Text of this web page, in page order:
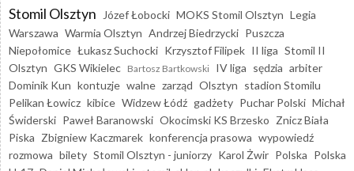
Stomil Olsztyn Józef Łobocki MOKS Stomil Olsztyn Legia
Warszawa Warmia Olsztyn Andrzej Biedrzycki Puszcza
Niepołomice Łukasz Suchocki Krzysztof Filipek II liga Stomil II
Olsztyn GKS Wikielec Bartosz Bartkowski IV liga sędzia arbiter
Dominik Kun kontuzje walne zarząd Olsztyn stadion Stomilu
Pelikan Łowicz kibice Widzew Łódź gadżety Puchar Polski Michał
Świderski Paweł Baranowski Okocimski KS Brzesko Znicz Biała
Piska Zbigniew Kaczmarek konferencja prasowa wypowiedź
rozmowa bilety Stomil Olsztyn - juniorzy Karol Żwir Polska Polska